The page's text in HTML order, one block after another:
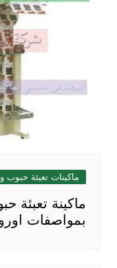
ماكينات تعبئة حبوب
ماكينة تعبئة
بمواصفات